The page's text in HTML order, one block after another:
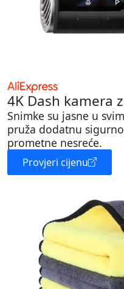
4K Dash kamera
Snimke su jasne u
pruža dodatnu
prometne nesreće.
Provjeri cijenu